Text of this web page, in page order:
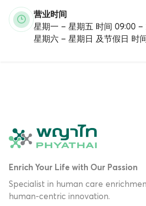
营业时间
星期一 – 星期五 时间 09:00 –
星期六 – 星期日 及节假日 时
Enrich Your Life with Our Passion
Specialist in human care
human-centric innovation.